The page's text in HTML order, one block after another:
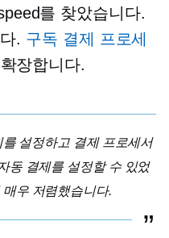
를 찾았습니다.
. 구독 결제 프로세
장합니다.
설정하고 결제 프로세서
동 결제를 설정할 수 있었
우 저렴했습니다.